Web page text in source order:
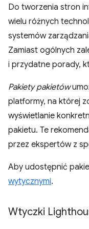
Do tworzenia stron
wielu różnych
systemów
Zamiast ogólnych
i przydatne porady,
Pakiety pakietów
platformy, na której
wyświetlanie
pakietu. Te
przez ekspertów z
Aby udostępnić
wytycznymi.
Wtyczki